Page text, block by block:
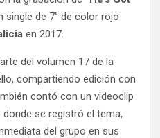
single de 7” de color rojo
en 2017.
del volumen 17 de la
compartiendo edición con
contó con un videoclip
se registró el tema,
del grupo en sus